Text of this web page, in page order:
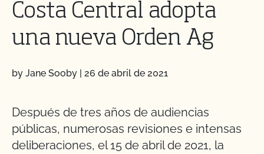
Costa Central adopta
una nueva Orden Ag
by Jane Sooby | 26 de abril de 2021
Después de tres años de audiencias
públicas, numerosas revisiones e intensas
deliberaciones, el 15 de abril de 2021, la